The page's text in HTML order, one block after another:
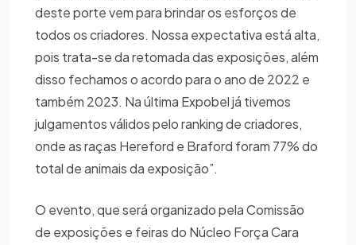
deste porte vem para brindar os esforços de
todos os criadores. Nossa expectativa está alta,
pois trata-se da retomada das exposições, além
disso fechamos o acordo para o ano de 2022 e
também 2023. Na última Expobel já tivemos
julgamentos válidos pelo ranking de criadores,
onde as raças Hereford e Braford foram 77% do
total de animais da exposição”.
O evento, que será organizado pela Comissão
de exposições e feiras do Núcleo Força Cara